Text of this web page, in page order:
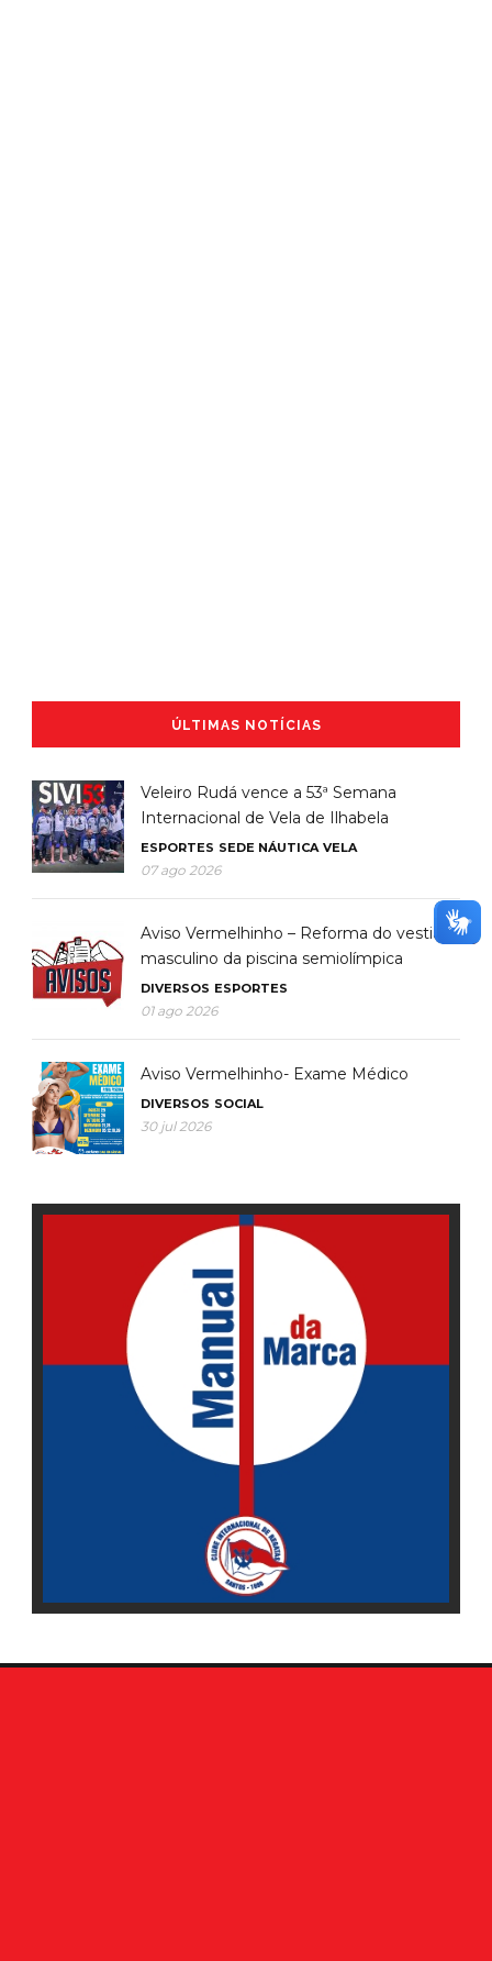
ÚLTIMAS NOTÍCIAS
Veleiro Rudá vence a 53ª Semana
Internacional de Vela de Ilhabela
ESPORTES SEDE NÁUTICA VELA
07 ago 2026
Aviso Vermelhinho – Reforma do vestiário
masculino da piscina semiolímpica
DIVERSOS ESPORTES
01 ago 2026
Aviso Vermelhinho- Exame Médico
DIVERSOS SOCIAL
30 jul 2026